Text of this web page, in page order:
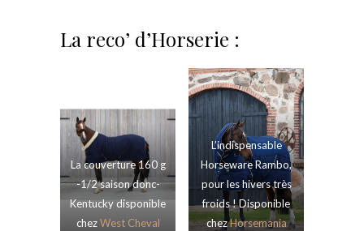
La reco’ d’Horserie :
La couverture 160 g
-1/2 saison donc-
Kentucky disponible
chezWest Cheval
L’indispensable
Horseware Rambo,
pour les hivers très
froids ! Disponible
chezHorsemania